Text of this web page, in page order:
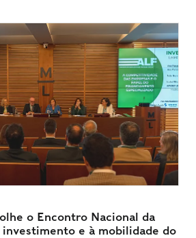
o Encontro Nacional da
investimento e à mobilidade do